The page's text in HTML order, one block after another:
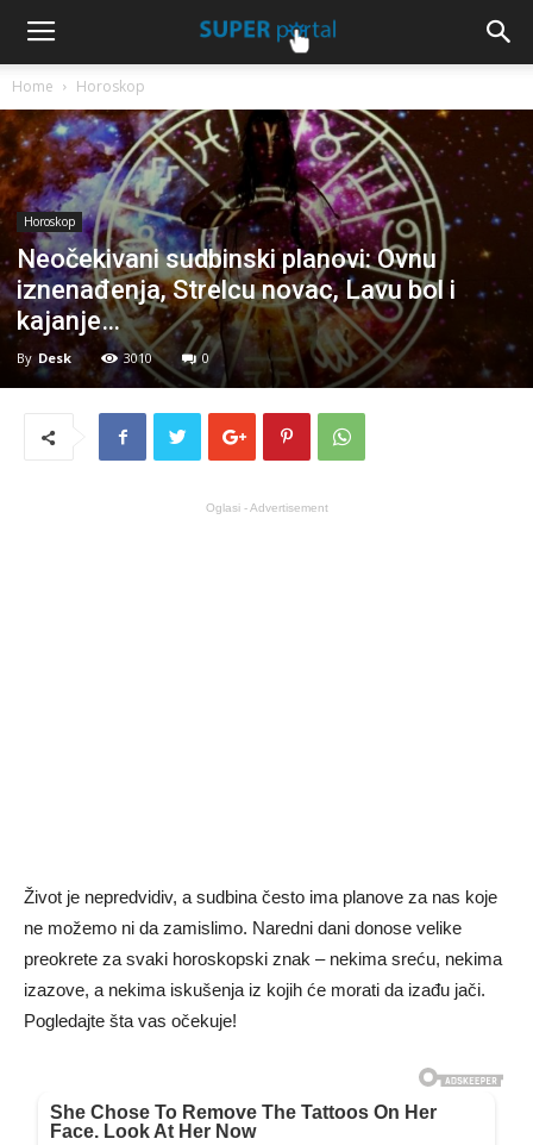
Home Horoskop
Horoskop
Neočekivani sudbinski planovi: Ovnu
iznenađenja, Strelcu novac, Lavu bol i
kajanje…
By Desk 3010 0
Oglasi - Advertisement
Život je nepredvidiv, a sudbina često ima planove za nas koje
ne možemo ni da zamislimo. Naredni dani donose velike
preokrete za svaki horoskopski znak – nekima sreću, nekima
izazove, a nekima iskušenja iz kojih će morati da izađu jači.
Pogledajte šta vas očekuje!